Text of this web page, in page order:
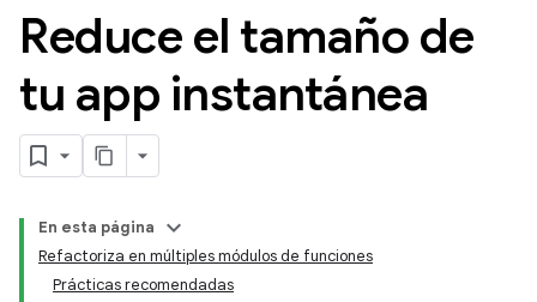
Reduce el tamaño de
tu app instantánea
En esta página
Refactoriza en múltiples módulos de funciones
Prácticas recomendadas